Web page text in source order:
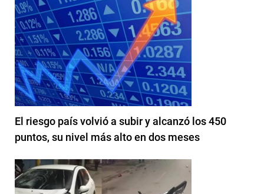
El riesgo país volvió a subir y alcanzó los 450
puntos, su nivel más alto en dos meses